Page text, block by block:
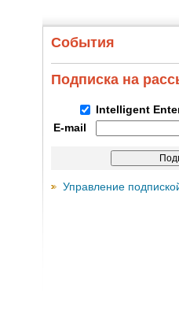
События
Подписка на
Intelligent
E-mail
Управление